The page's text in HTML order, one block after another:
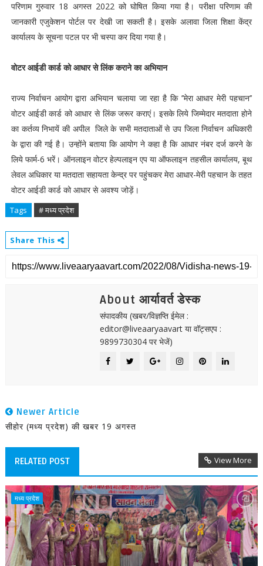
परिणाम गुरुवार 18 अगस्त 2022 को घोषित किया गया है। परीक्षा परिणाम की
जानकारी एजुकेशन पोर्टल पर देखी जा सकती है। इसके अलावा जिला शिक्षा केंद्र
कार्यालय के सूचना पटल पर भी चस्पा कर दिया गया है।
वोटर आईडी कार्ड को आधार से लिंक कराने का अभियान
राज्य निर्वाचन आयोग द्वारा अभियान चलाया जा रहा है कि ’’मेरा आधार मेरी पहचान’’
वोटर आईडी कार्ड को आधार से लिंक जरूर कराएं। इसके लिये जिम्मेदार मतदाता होने
का कर्तव्य निभायें की अपील जिले के सभी मतदाताओं से उप जिला निर्वाचन अधिकारी
के द्वारा की गई है। उन्होंने बताया कि आयोग ने कहा है कि आधार नंबर दर्ज करने के
लिये फार्म-6 भरें। ऑनलाइन वोटर हेल्पलाइन एप या ऑफलाइन तहसील कार्यालय, बूथ
लेवल अधिकार या मतदाता सहायता केन्द्र पर पहुंचकर मेरा आधार-मेरी पहचान के तहत
वोटर आईडी कार्ड को आधार से अवश्य जोड़ें।
Tags # मध्य प्रदेश
Share This
About आर्यावर्त डेस्क
संपादकीय (खबर/विज्ञप्ति ईमेल :
editor@liveaaryaavart या वॉट्सएप :
9899730304 पर भेजें)
Newer Article
सीहोर (मध्य प्रदेश) की खबर 19 अगस्त
RELATED POST View More
मध्य प्रदेश